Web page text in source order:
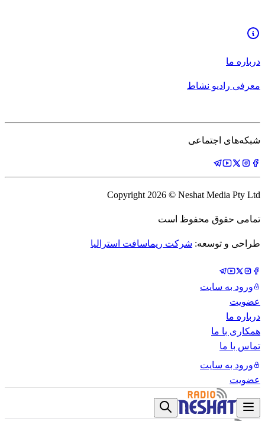
درباره ما
معرفی رادیو نشاط
شبکه‌های اجتماعی
Copyright 2026 © Neshat Media Pty Ltd
تمامی حقوق محفوظ است
طراحی و توسعه: شرکت ریماسافت استرالیا
ورود به سایت
عضویت
درباره ما
همکاری با ما
تماس با ما
ورود به سایت
عضویت